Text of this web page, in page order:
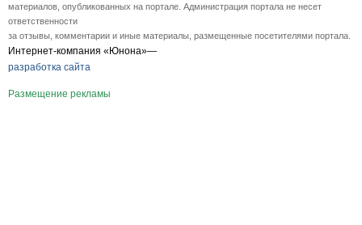
материалов, опубликованных на портале. Администрация портала не несет
ответственности
за отзывы, комментарии и иные материалы, размещенные посетителями портала.
Интернет-компания «Юнона»—
разработка сайта
Размещение рекламы